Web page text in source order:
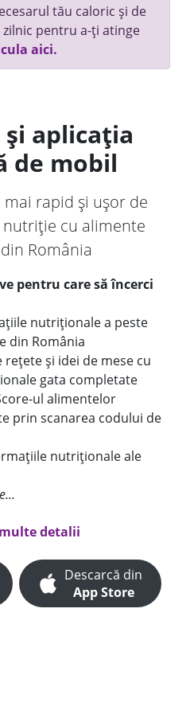
tău caloric și de
pentru a-ți atinge
aici.
aplicația
de mobil
mai rapid și ușor de
cu alimente
România
pentru care să încerci
nutriționale a peste
din România
rețete și idei de mese cu
gata completate
ul alimentelor
prin scanarea codului de
nutriționale ale
detalii
Descarcă din
App Store